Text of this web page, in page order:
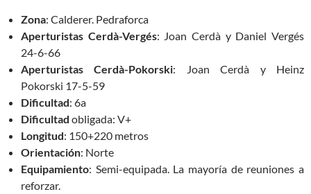
Zona: Calderer. Pedraforca
Aperturistas Cerdà-Vergés: Joan Cerdà y Daniel Vergés
24-6-66
Aperturistas Cerdà-Pokorski: Joan Cerdà y Heinz
Pokorski 17-5-59
Dificultad: 6a
Dificultad obligada: V+
Longitud: 150+220 metros
Orientación: Norte
Equipamiento: Semi-equipada. La mayoría de reuniones a
reforzar.